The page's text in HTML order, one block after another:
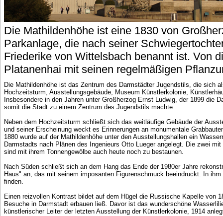
Die Mathildenhöhe ist eine 1830 von
Parkanlage, die nach seiner
Friederike von Wittelsbach benannt ist. Von
Platanenhai mit seinen regelmäßigen
Die Mathildenhöhe ist das Zentrum des Darmstädter Jugendstils, die sich
Hochzeitsturm, Ausstellungsgebäude, Museum Künstlerkolonie,
Insbesondere in den Jahren unter Großherzog Ernst Ludwig, der 1899 die
somit die Stadt zu einem Zentrum des Jugendstils machte.
Neben dem Hochzeitsturm schließt sich das weitläufige Gebäude der
und seiner Erscheinung weckt es Erinnerungen an monumentale
1880 wurde auf der Mathildenhöhe unter den Ausstellungshallen ein
Darmstadts nach Plänen des Ingenieurs Otto Lueger angelegt. Die zwei
sind mit ihrem Tonnengewölbe auch heute noch zu bestaunen.
Nach Süden schließt sich an dem Hang das Ende der 1980er Jahre
Haus" an, das mit seinem imposanten Figurenschmuck beeindruckt. In
finden.
Einen reizvollen Kontrast bildet auf dem Hügel die Russische Kapelle von
Besuche in Darmstadt erbauen ließ. Davor ist das wunderschöne
künstlerischer Leiter der letzten Ausstellung der Künstlerkolonie, 1914